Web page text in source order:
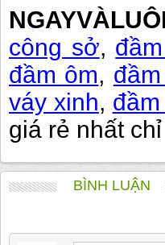
công sở,
đầm ôm,
váy xinh,
giá rẻ nhất
BÌNH LUẬN